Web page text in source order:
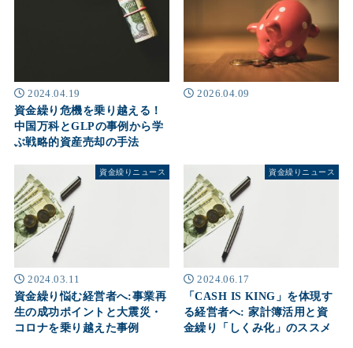
2024.04.19
資金繰り危機を乗り越える！
中国万科とGLPの事例から学
ぶ戦略的資産売却の手法
2026.04.09
資金繰りニュース
2024.03.11
資金繰り悩む経営者へ:事業再
生の成功ポイントと大震災・
コロナを乗り越えた事例
資金繰りニュース
2024.06.17
「CASH IS KING」を体現す
る経営者へ: 家計簿活用と資
金繰り「しくみ化」のススメ